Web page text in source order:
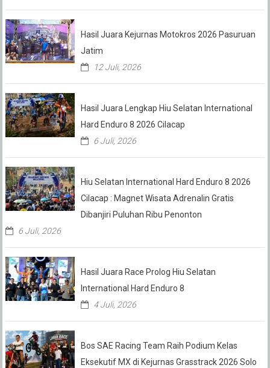
Hasil Juara Kejurnas Motokros 2026 Pasuruan
Jatim
12 Juli, 2026
Hasil Juara Lengkap Hiu Selatan International
Hard Enduro 8 2026 Cilacap
6 Juli, 2026
Hiu Selatan International Hard Enduro 8 2026
Cilacap : Magnet Wisata Adrenalin Gratis
Dibanjiri Puluhan Ribu Penonton
6 Juli, 2026
Hasil Juara Race Prolog Hiu Selatan
International Hard Enduro 8
4 Juli, 2026
Bos SAE Racing Team Raih Podium Kelas
Eksekutif MX di Kejurnas Grasstrack 2026 Solo